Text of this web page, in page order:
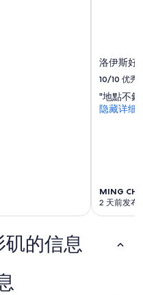
洛伊斯好
10/10 优秀
"地點不
隐藏详细
MING
2 天前发布
的信息